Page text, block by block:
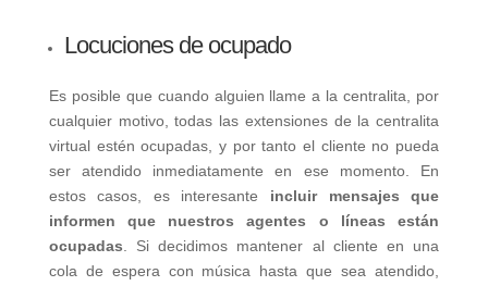
Locuciones de ocupado
Es posible que cuando alguien llame a la centralita, por
cualquier motivo, todas las extensiones de la centralita
virtual estén ocupadas, y por tanto el cliente no pueda
ser atendido inmediatamente en ese momento. En
estos casos, es interesante incluir mensajes que
informen que nuestros agentes o líneas están
ocupadas . Si decidimos mantener al cliente en una
cola de espera con música hasta que sea atendido,